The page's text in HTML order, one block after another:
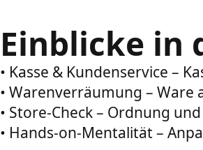
Einblicke in
• Kasse & Kundenservice –
• Warenverräumung –
• Store-Check – Ordnung
• Hands-on-Mentalität –